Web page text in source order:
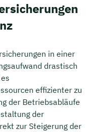
in einer
drastisch
effizienter zu
der Betriebsabläufe
der
zur Steigerung der